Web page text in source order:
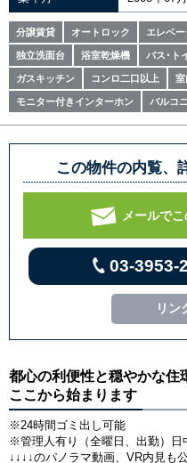
分譲賃貸 オートロック エレベ
独立洗面台 浴室乾燥機 バス･ト
ガスキッチン コンロ二口以上 室
モニター付きインターホン バルコ
この物件の内覧、
メールで
03-3953-
リン
都心の利便性と穏やかな住
ここから始まります
※24時間ゴミ出し可能
※管理人有り（全曜日、出勤）日
↓↓↓↓のパノラマ動画、VR内見も